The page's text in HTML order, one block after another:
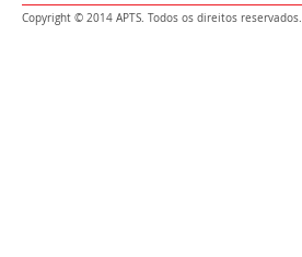
Copyright © 2014 APTS. Todos os direitos reservados.